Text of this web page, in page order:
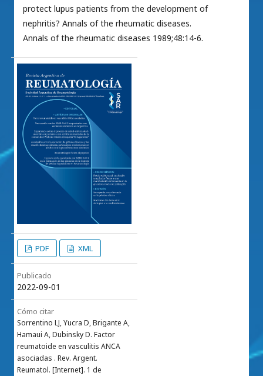
protect lupus patients from the development of
nephritis? Annals of the rheumatic diseases.
Annals of the rheumatic diseases 1989;48:14-6.
PDF XML
Publicado
2022-09-01
Cómo citar
Sorrentino LJ, Yucra D, Brigante A,
Hamaui A, Dubinsky D. Factor
reumatoide en vasculitis ANCA
asociadas . Rev. Argent.
Reumatol. [Internet]. 1 de